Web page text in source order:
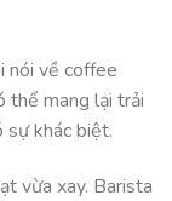
nói về coffee
thể mang lại trải
sự khác biệt.
vừa xay. Barista